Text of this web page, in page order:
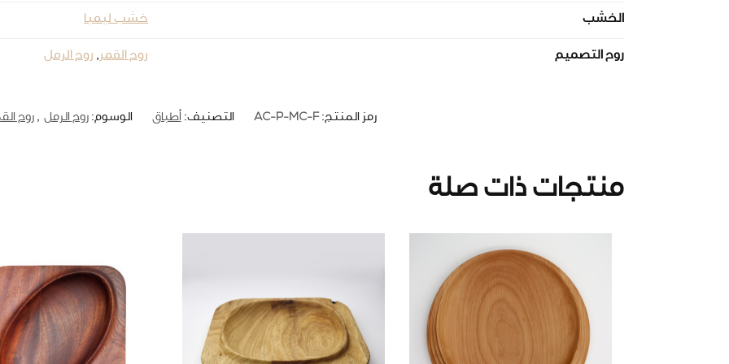
الخشب خشب ليمبا
روح التصميم روح القمر , روح الرمل
رمز المنتج:AC-P-MC-F التصنيف:أطباق الوسوم:روح الرمل ,روح
منتجات ذات صلة